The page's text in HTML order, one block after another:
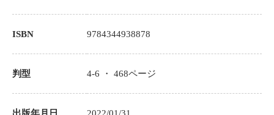
ISBN 9784344938878
判型 4-6 ・468ページ